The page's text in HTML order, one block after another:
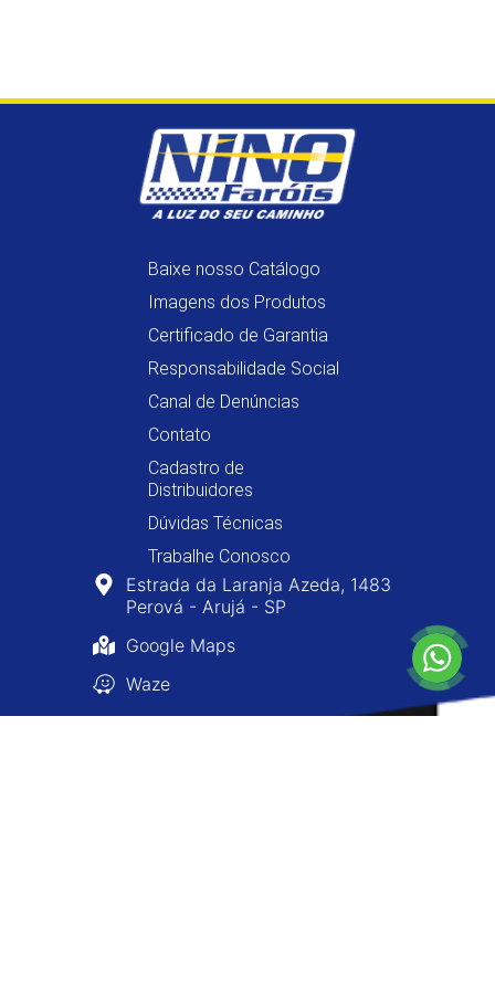
Baixe nosso Catálogo
Imagens dos Produtos
Certificado de Garantia
Responsabilidade Social
Canal de Denúncias
Contato
Cadastro de
Distribuidores
Dúvidas Técnicas
Trabalhe Conosco
Estrada da Laranja Azeda, 1483
Perová - Arujá - SP
Google Maps
Waze